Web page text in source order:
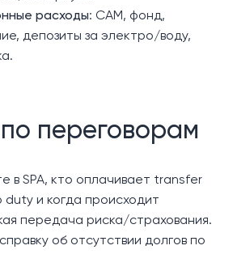
расходы: CAM, фонд,
депозиты за электро/воду,
переговорам
в SPA, кто оплачивает transfer
и когда происходит
передача риска/страхования.
об отсутствии долгов по